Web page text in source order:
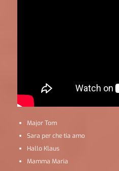
Major Tom
Sara per che tia amo
Hallo Klaus
Mamma Maria